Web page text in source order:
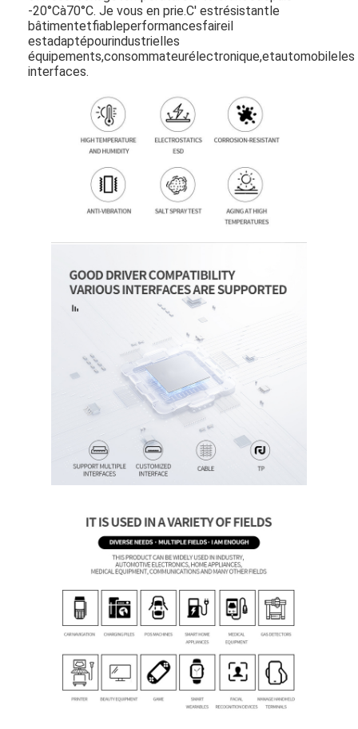
Produits
À propos de nous
Visite de l'usine
Contrôle de qualité
Nous contacter
Les affaires
Affichage LCD TFT
IPS d'affichage de TFT LCD
-20°Cà70°C. Je vous en prie.C' estrésistantle
bâtimentetfiableperformancesfaireil
estadaptépourindustrielles
équipements,consommateurélectronique,etautomobileles
interfaces.